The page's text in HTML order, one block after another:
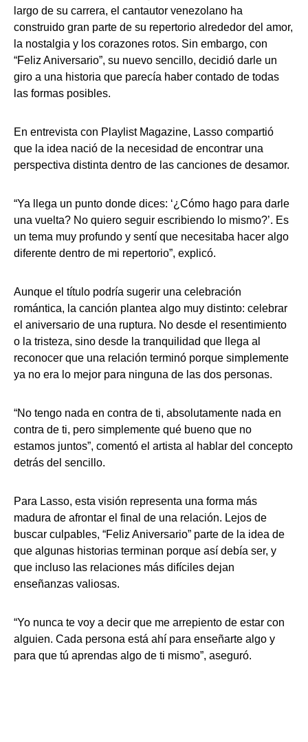
largo de su carrera, el cantautor venezolano ha
construido gran parte de su repertorio alrededor del amor,
la nostalgia y los corazones rotos. Sin embargo, con
“Feliz Aniversario”, su nuevo sencillo, decidió darle un
giro a una historia que parecía haber contado de todas
las formas posibles.
En entrevista con Playlist Magazine, Lasso compartió
que la idea nació de la necesidad de encontrar una
perspectiva distinta dentro de las canciones de desamor.
“Ya llega un punto donde dices: ‘¿Cómo hago para darle
una vuelta? No quiero seguir escribiendo lo mismo?’. Es
un tema muy profundo y sentí que necesitaba hacer algo
diferente dentro de mi repertorio”, explicó.
Aunque el título podría sugerir una celebración
romántica, la canción plantea algo muy distinto: celebrar
el aniversario de una ruptura. No desde el resentimiento
o la tristeza, sino desde la tranquilidad que llega al
reconocer que una relación terminó porque simplemente
ya no era lo mejor para ninguna de las dos personas.
“No tengo nada en contra de ti, absolutamente nada en
contra de ti, pero simplemente qué bueno que no
estamos juntos”, comentó el artista al hablar del concepto
detrás del sencillo.
Para Lasso, esta visión representa una forma más
madura de afrontar el final de una relación. Lejos de
buscar culpables, “Feliz Aniversario” parte de la idea de
que algunas historias terminan porque así debía ser, y
que incluso las relaciones más difíciles dejan
enseñanzas valiosas.
“Yo nunca te voy a decir que me arrepiento de estar con
alguien. Cada persona está ahí para enseñarte algo y
para que tú aprendas algo de ti mismo”, aseguró.